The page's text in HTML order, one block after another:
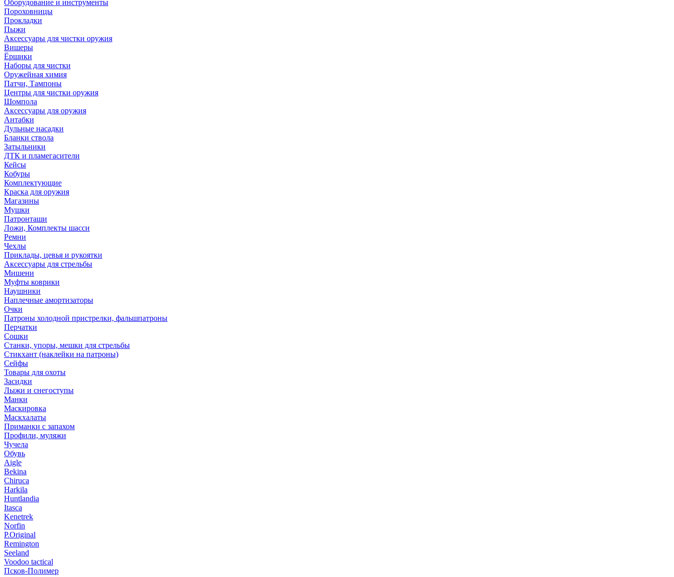
Оборудование и инструменты
Пороховницы
Прокладки
Пыжи
Аксессуары для чистки оружия
Вишеры
Ёршики
Наборы для чистки
Оружейная химия
Патчи, Тампоны
Центры для чистки оружия
Шомпола
Аксессуары для оружия
Антабки
Дульные насадки
Бланки ствола
Затыльники
ДТК и пламегасители
Кейсы
Кобуры
Комплектующие
Краска для оружия
Магазины
Мушки
Патронташи
Ложи, Комплекты шасси
Ремни
Чехлы
Приклады, цевья и рукоятки
Аксессуары для стрельбы
Мишени
Муфты коврики
Наушники
Наплечные амортизаторы
Очки
Патроны холодной пристрелки, фальшпатроны
Перчатки
Сошки
Станки, упоры, мешки для стрельбы
Стикхант (наклейки на патроны)
Сейфы
Товары для охоты
Засидки
Лыжи и снегоступы
Манки
Маскировка
Маскхалаты
Приманки с запахом
Профили, муляжи
Чучела
Обувь
Aigle
Bekina
Chiruсa
Harkila
Huntlandia
Itasca
Kenetrek
Norfin
P.Original
Remington
Seeland
Voodoo tactical
Псков-Полимер